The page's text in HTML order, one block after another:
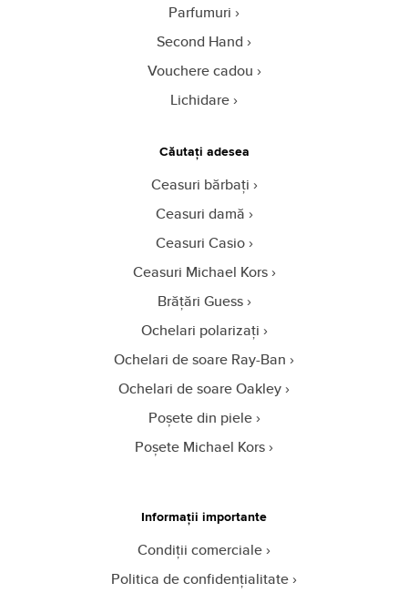
Parfumuri
Second Hand
Vouchere cadou
Lichidare
Căutați adesea
Ceasuri bărbați
Ceasuri damă
Ceasuri Casio
Ceasuri Michael Kors
Brățări Guess
Ochelari polarizați
Ochelari de soare Ray-Ban
Ochelari de soare Oakley
Poșete din piele
Poșete Michael Kors
Informații importante
Condiții comerciale
Politica de confidențialitate